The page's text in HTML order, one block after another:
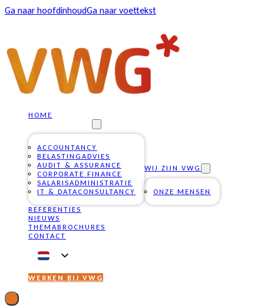
Ga naar hoofdinhoudGa naar voettekst
HOME
ACCOUNTANCY
BELASTINGADVIES
AUDIT & ASSURANCE
CORPORATE FINANCE
SALARISADMINISTRATIE
IT & DATACONSULTANCY
WIJ ZIJN VWG
ONZE MENSEN
REFERENTIES
NIEUWS
THEMABROCHURES
CONTACT
WERKEN BIJ VWG